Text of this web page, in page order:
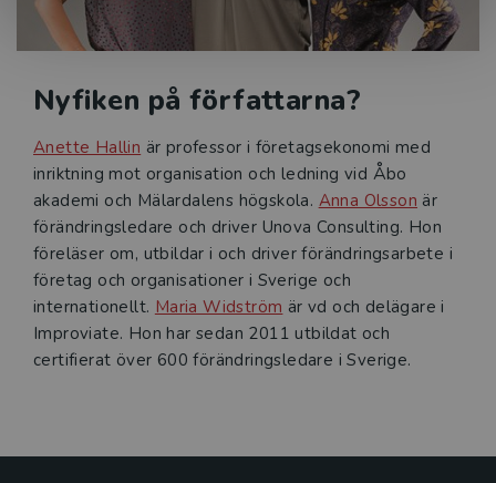
Nyfiken på författarna?
Anette Hallin är professor i företagsekonomi med
inriktning mot organisation och ledning vid Åbo
akademi och Mälardalens högskola. Anna Olsson är
förändringsledare och driver Unova Consulting. Hon
föreläser om, utbildar i och driver förändringsarbete i
företag och organisationer i Sverige och
internationellt. Maria Widström är vd och delägare i
Improviate. Hon har sedan 2011 utbildat och
certifierat över 600 förändringsledare i Sverige.